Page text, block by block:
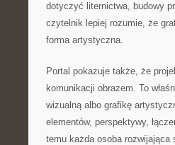
dotyczyć liternictwa, budowy
czytelnik lepiej rozumie, że
forma artystyczna.
Portal pokazuje także, że
komunikacji obrazem. To
wizualną albo grafikę
elementów, perspektywy,
temu każda osoba rozwijająca